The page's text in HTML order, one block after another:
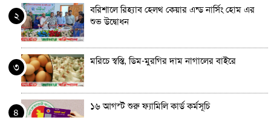
২
বরিশালে রিহ্যাব হেলথ কেয়ার এন্ড নার্সিং হোম এর
শুভ উদ্বোধন
৩ মরিচে স্বস্তি, ডিম-মুরগির দাম নাগালের বাইরে
৪ ১৬ আগস্ট শুরু ফ্যামিলি কার্ড কর্মসূচি